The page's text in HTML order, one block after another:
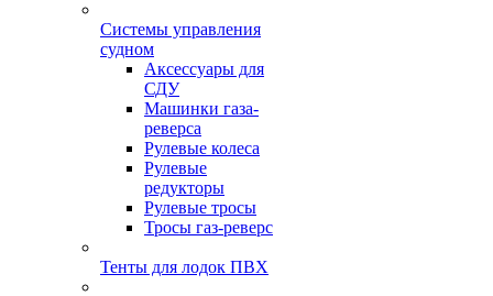
Системы управления
судном
Аксессуары для
СДУ
Машинки газа-
реверса
Рулевые колеса
Рулевые
редукторы
Рулевые тросы
Тросы газ-реверс
Тенты для лодок ПВХ